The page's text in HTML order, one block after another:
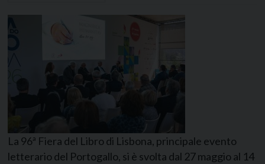
La 96ª Fiera del Libro di Lisbona, principale evento
letterario del Portogallo, si è svolta dal 27 maggio al 14